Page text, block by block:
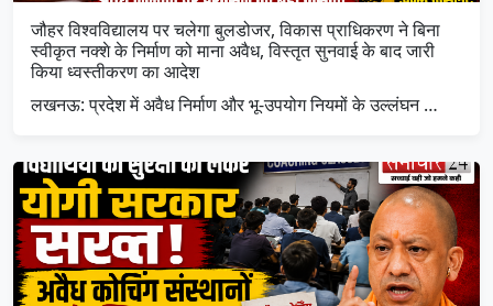
जौहर विश्वविद्यालय पर चलेगा बुलडोजर, विकास प्राधिकरण ने बिना
स्वीकृत नक्शे के निर्माण को माना अवैध, विस्तृत सुनवाई के बाद जारी
किया ध्वस्तीकरण का आदेश
लखनऊ: प्रदेश में अवैध निर्माण और भू-उपयोग नियमों के उल्लंघन …